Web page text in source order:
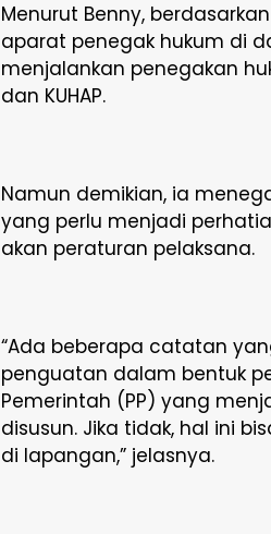
Menurut Benny,
aparat penegak hukum di
menjalankan penegakan
dan KUHAP.
Namun demikian, ia
yang perlu menjadi
akan peraturan pelaksana.
“Ada beberapa catatan
penguatan dalam bentuk
Pemerintah (PP) yang
disusun. Jika tidak, hal ini
di lapangan,” jelasnya.